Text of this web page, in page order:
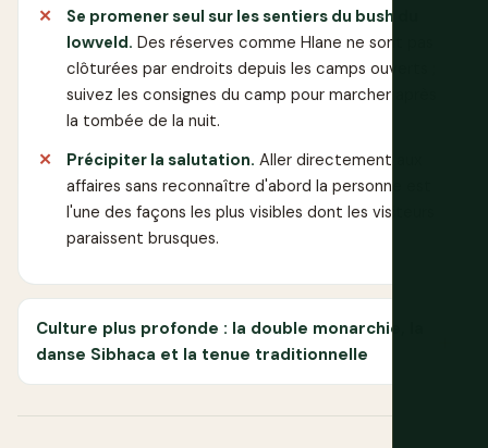
Se promener seul sur les sentiers du bush du
lowveld. Des réserves comme Hlane ne sont pas
clôturées par endroits depuis les camps ouverts ;
suivez les consignes du camp pour marcher après
la tombée de la nuit.
Précipiter la salutation. Aller directement aux
affaires sans reconnaître d'abord la personne est
l'une des façons les plus visibles dont les visiteurs
paraissent brusques.
Culture plus profonde : la double monarchie, la
danse Sibhaca et la tenue traditionnelle